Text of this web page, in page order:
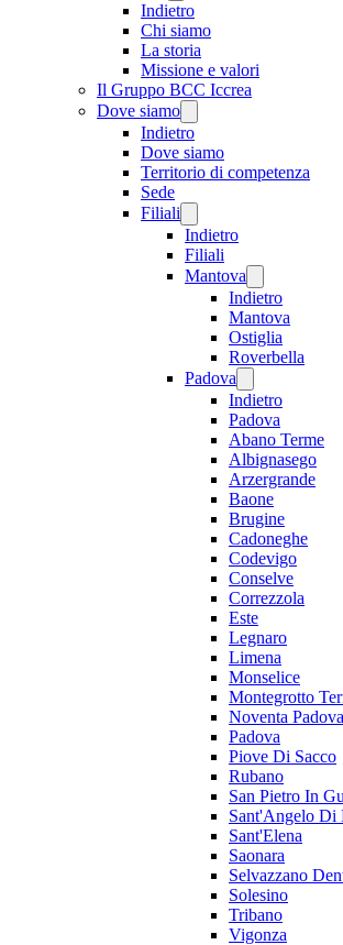
Indietro
Chi siamo
La storia
Missione e valori
Il Gruppo BCC Iccrea
Dove siamo
Indietro
Dove siamo
Territorio di competenza
Sede
Filiali
Indietro
Filiali
Mantova
Indietro
Mantova
Ostiglia
Roverbella
Padova
Indietro
Padova
Abano Terme
Albignasego
Arzergrande
Baone
Brugine
Cadoneghe
Codevigo
Conselve
Correzzola
Este
Legnaro
Limena
Monselice
Montegrotto
Noventa
Padova
Piove Di Sacco
Rubano
San Pietro In Gu
Sant'Angelo Di
Sant'Elena
Saonara
Selvazzano
Solesino
Tribano
Vigonza